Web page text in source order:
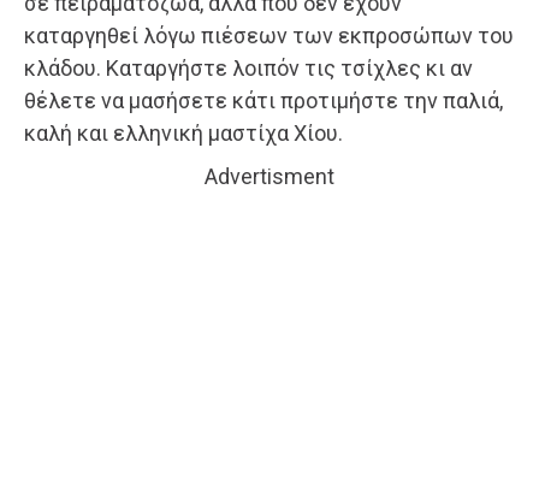
καταργηθεί λόγω πιέσεων των εκπροσώπων του
κλάδου. Καταργήστε λοιπόν τις τσίχλες κι αν
θέλετε να μασήσετε κάτι προτιμήστε την παλιά,
καλή και ελληνική μαστίχα Χίου.
Advertisment